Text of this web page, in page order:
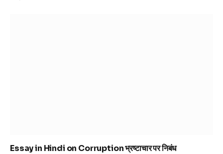
Essay in Hindi on Corruption भ्रष्टाचार पर निबंध